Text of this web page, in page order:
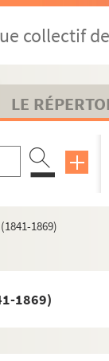
collectif
LE
1869)
1869)